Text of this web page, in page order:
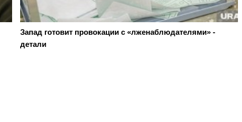
Запад готовит провокации с «лженаблюдателями» -
детали